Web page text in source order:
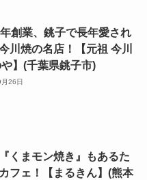
創業、銚子で長年愛され
川焼の名店！【元祖 今川
】(千葉県銚子市)
26日
くまモン焼き』もあるた
フェ！【まるきん】(熊本